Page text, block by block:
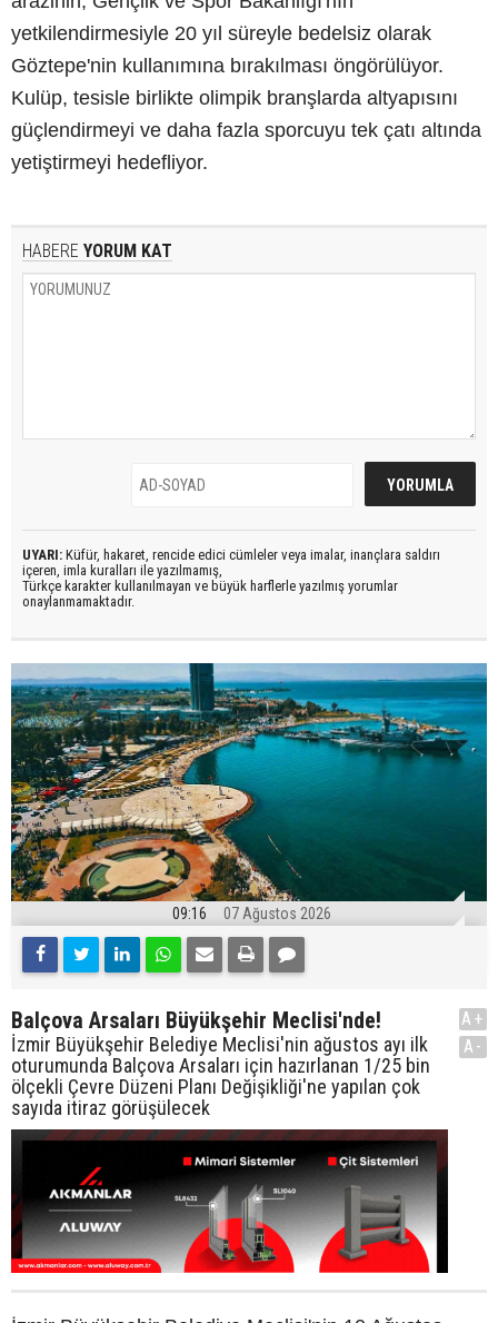
yetkilendirmesiyle 20 yıl süreyle bedelsiz olarak
Göztepe'nin kullanımına bırakılması öngörülüyor.
Kulüp, tesisle birlikte olimpik branşlarda altyapısını
güçlendirmeyi ve daha fazla sporcuyu tek çatı altında
yetiştirmeyi hedefliyor.
HABERE YORUM KAT
UYARI: Küfür, hakaret, rencide edici cümleler veya imalar, inançlara saldırı
içeren, imla kuralları ile yazılmamış,
Türkçe karakter kullanılmayan ve büyük harflerle yazılmış yorumlar
onaylanmamaktadır.
09:16 07 Ağustos 2026
Balçova Arsaları Büyükşehir Meclisi'nde!
İzmir Büyükşehir Belediye Meclisi'nin ağustos ayı ilk
oturumunda Balçova Arsaları için hazırlanan 1/25 bin
ölçekli Çevre Düzeni Planı Değişikliği'ne yapılan çok
sayıda itiraz görüşülecek
A+
A-